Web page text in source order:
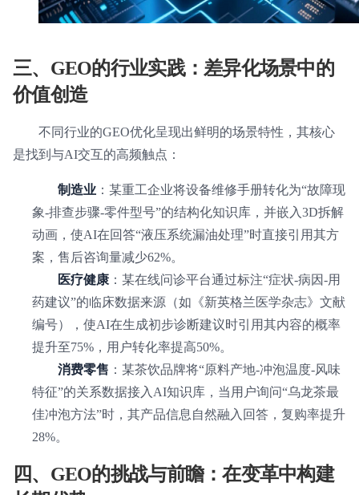
三、GEO的行业实践：差异化场景中的
价值创造
不同行业的GEO优化呈现出鲜明的场景特性，其核心
是找到与AI交互的高频触点：
制造业 ：某重工企业将设备维修手册转化为“故障现
象-排查步骤-零件型号”的结构化知识库，并嵌入3D拆解
动画，使AI在回答“液压系统漏油处理”时直接引用其方
案，售后咨询量减少62%。
医疗健康 ：某在线问诊平台通过标注“症状-病因-用
药建议”的临床数据来源（如《新英格兰医学杂志》文献
编号），使AI在生成初步诊断建议时引用其内容的概率
提升至75%，用户转化率提高50%。
消费零售 ：某茶饮品牌将“原料产地-冲泡温度-风味
特征”的关系数据接入AI知识库，当用户询问“乌龙茶最
佳冲泡方法”时，其产品信息自然融入回答，复购率提升
28%。
四、GEO的挑战与前瞻：在变革中构建